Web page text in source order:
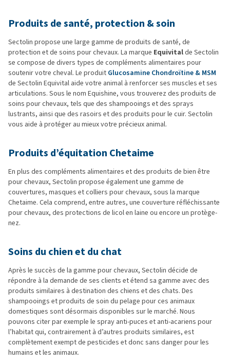
Produits de santé, protection & soin
Sectolin propose une large gamme de produits de santé, de
protection et de soins pour chevaux. La marque Equivitalde Sectolin
se compose de divers types de compléments alimentaires pour
soutenir votre cheval. Le produit Glucosamine Chondroïtine & MSM
de Sectolin Equivital aide votre animal à renforcer ses muscles et ses
articulations. Sous le nom Equishine, vous trouverez des produits de
soins pour chevaux, tels que des shampooings et des sprays
lustrants, ainsi que des rasoirs et des produits pour le cuir. Sectolin
vous aide à protéger au mieux votre précieux animal.
Produits d’équitation Chetaime
En plus des compléments alimentaires et des produits de bien être
pour chevaux, Sectolin propose également une gamme de
couvertures, masques et colliers pour chevaux, sous la marque
Chetaime. Cela comprend, entre autres, une couverture réfléchissante
pour chevaux, des protections de licol en laine ou encore un protège-
nez.
Soins du chien et du chat
Après le succès de la gamme pour chevaux, Sectolin décide de
répondre à la demande de ses clients et étend sa gamme avec des
produits similaires à destination des chiens et des chats. Des
shampooings et produits de soin du pelage pour ces animaux
domestiques sont désormais disponibles sur le marché. Nous
pouvons citer par exemple le spray anti-puces et anti-acariens pour
l’habitat qui, contrairement à d’autres produits similaires, est
complètement exempt de pesticides et donc sans danger pour les
humains et les animaux.